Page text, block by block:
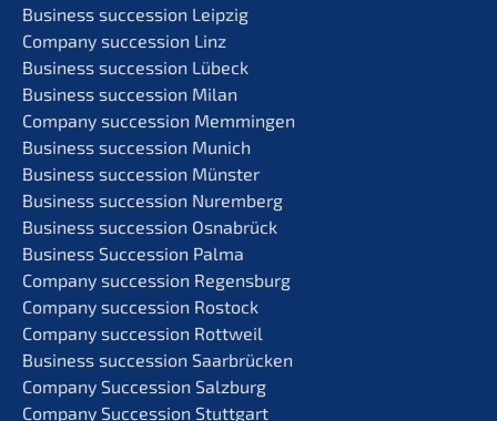
Business succes­si­on Leipzig
Compa­ny succes­si­on Linz
Business succes­si­on Lübeck
Business succes­si­on Milan
Compa­ny succes­si­on Memmingen
Business succes­si­on Munich
Business succes­si­on Münster
Business succes­si­on Nuremberg
Business succes­si­on Osnabrück
Business Succes­si­on Palma
Compa­ny succes­si­on Regensburg
Compa­ny succes­si­on Rostock
Compa­ny succes­si­on Rottweil
Business succes­si­on Saarbrücken
Compa­ny Succes­si­on Salzburg
Compa­ny Succes­si­on Stuttgart